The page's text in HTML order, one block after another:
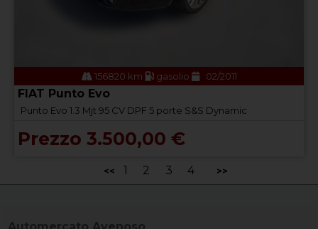
156820 km gasolio 02/2011
FIAT Punto Evo
Punto Evo 1.3 Mjt 95 CV DPF 5 porte S&S Dynamic
Prezzo 3.500,00 €
<< 1 2 3 4 >>